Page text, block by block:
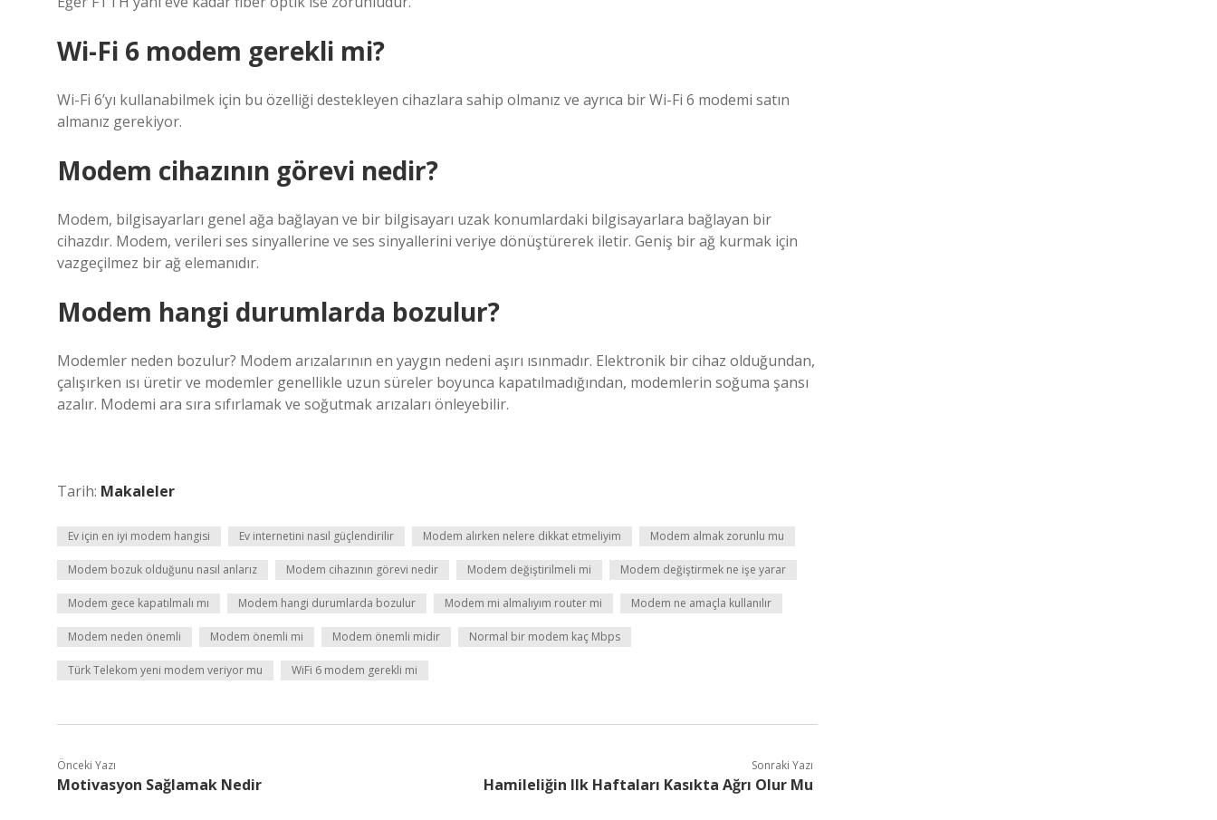
Wi-Fi 6 modem gerekli mi?
Wi-Fi 6’yı kullanabilmek için bu özelliği destekleyen cihazlara sahip olmanız ve ayrıca bir Wi-Fi 6 modemi satın
almanız gerekiyor.
Modem cihazının görevi nedir?
Modem, bilgisayarları genel ağa bağlayan ve bir bilgisayarı uzak konumlardaki bilgisayarlara bağlayan bir
cihazdır. Modem, verileri ses sinyallerine ve ses sinyallerini veriye dönüştürerek iletir. Geniş bir ağ kurmak için
vazgeçilmez bir ağ elemanıdır.
Modem hangi durumlarda bozulur?
Modemler neden bozulur? Modem arızalarının en yaygın nedeni aşırı ısınmadır. Elektronik bir cihaz olduğundan,
çalışırken ısı üretir ve modemler genellikle uzun süreler boyunca kapatılmadığından, modemlerin soğuma şansı
azalır. Modemi ara sıra sıfırlamak ve soğutmak arızaları önleyebilir.
Tarih: Makaleler
Ev için en iyi modem hangisi Ev internetini nasıl güçlendirilir Modem alırken nelere dikkat etmeliyim Modem almak zorunlu mu
Modem bozuk olduğunu nasıl anlarız Modem cihazının görevi nedir Modem değiştirilmeli mi Modem değiştirmek ne işe yarar
Modem gece kapatılmalı mı Modem hangi durumlarda bozulur Modem mi almalıyım router mi Modem ne amaçla kullanılır
Modem neden önemli Modem önemli mi Modem önemli midir Normal bir modem kaç Mbps
Türk Telekom yeni modem veriyor mu WiFi 6 modem gerekli mi
Önceki Yazı
Motivasyon Sağlamak Nedir
Sonraki Yazı
Hamileliğin Ilk Haftaları Kasıkta Ağrı Olur Mu